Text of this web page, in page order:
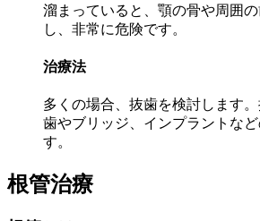
溜まっていると、顎の骨や周囲
し、非常に危険です。
治療法
多くの場合、抜歯を検討します
歯やブリッジ、インプラントな
す。
根管治療